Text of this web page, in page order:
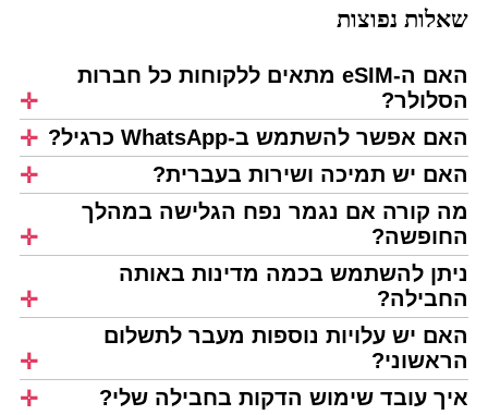
שאלות נפוצות
האם ה-eSIM מתאים ללקוחות כל חברות
הסלולר?
האם אפשר להשתמש ב-WhatsApp כרגיל?
האם יש תמיכה ושירות בעברית?
מה קורה אם נגמר נפח הגלישה במהלך
החופשה?
ניתן להשתמש בכמה מדינות באותה
החבילה?
האם יש עלויות נוספות מעבר לתשלום
הראשוני?
איך עובד שימוש הדקות בחבילה שלי?